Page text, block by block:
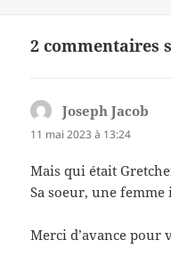
2 commentaires
Joseph Jacob
11 mai 2023 à 13:24
Mais qui était
Sa soeur, une
Merci d’avance pour